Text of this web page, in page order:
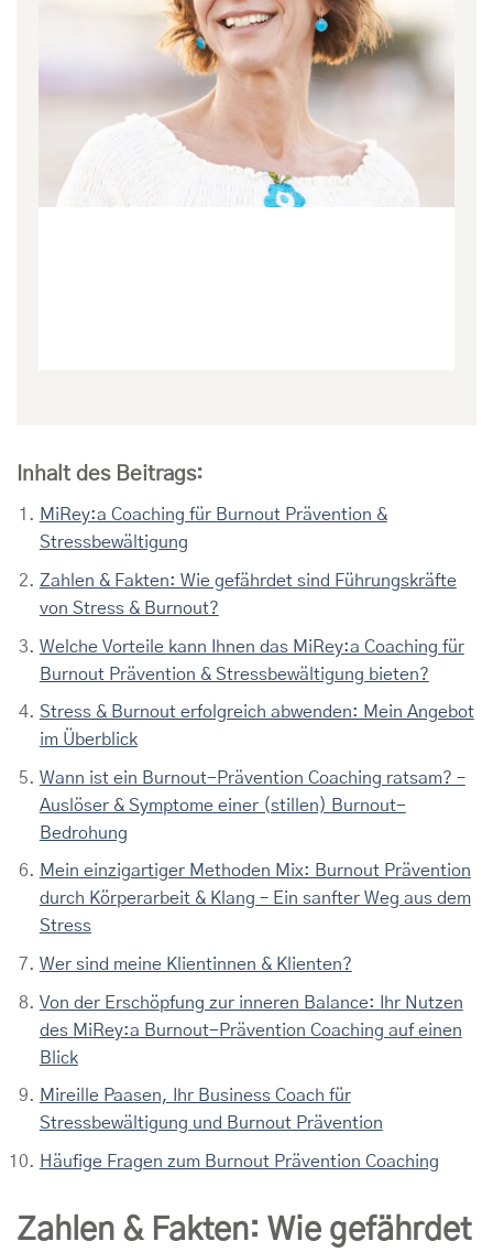
Inhalt des Beitrags:
MiRey:a Coaching für Burnout Prävention &
Stressbewältigung
Zahlen & Fakten: Wie gefährdet sind Führungskräfte
von Stress & Burnout?
Welche Vorteile kann Ihnen das MiRey:a Coaching für
Burnout Prävention & Stressbewältigung bieten?
Stress & Burnout erfolgreich abwenden: Mein Angebot
im Überblick
Wann ist ein Burnout-Prävention Coaching ratsam? –
Auslöser & Symptome einer (stillen) Burnout-
Bedrohung
Mein einzigartiger Methoden Mix: Burnout Prävention
durch Körperarbeit & Klang – Ein sanfter Weg aus dem
Stress
Wer sind meine Klientinnen & Klienten?
Von der Erschöpfung zur inneren Balance: Ihr Nutzen
des MiRey:a Burnout-Prävention Coaching auf einen
Blick
Mireille Paasen, Ihr Business Coach für
Stressbewältigung und Burnout Prävention
Häufige Fragen zum Burnout Prävention Coaching
Zahlen & Fakten: Wie gefährdet